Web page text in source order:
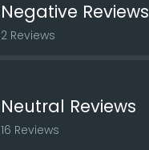
Negative Reviews
2 Reviews
Neutral Reviews
16 Reviews